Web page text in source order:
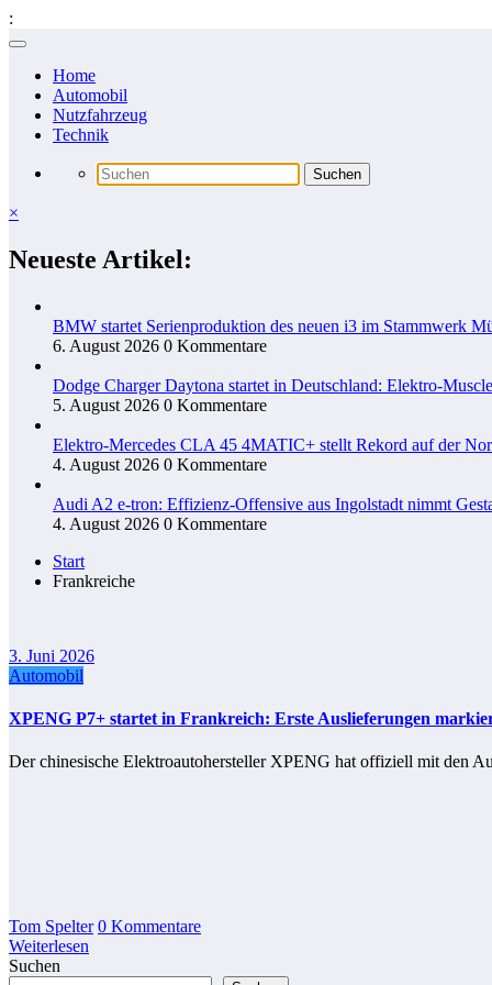
:
Zum
springenHome
Automobil
Nutzfahrzeug
Technik
×
Neueste Artikel:
BMW startet Serienproduktion des neuen i3 im Stammwerk
6. August 2026 0 Kommentare
Dodge Charger Daytona startet in Deutschland: Elektro-
5. August 2026 0 Kommentare
Elektro-Mercedes CLA 45 4MATIC+ stellt Rekord auf der
4. August 2026 0 Kommentare
Audi A2 e-tron: Effizienz-Offensive aus Ingolstadt nimmt
4. August 2026 0 Kommentare
Start
Frankreiche
3. Juni 2026
Automobil
XPENG P7+ startet in Frankreich: Erste Auslieferungen
Der chinesische Elektroautohersteller XPENG hat offiziell mit den
Tom Spelter 0 Kommentare
Weiterlesen
Suchen